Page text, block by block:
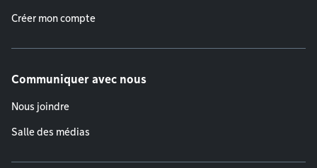
Créer mon compte
Communiquer avec nous
Nous joindre
Salle des médias